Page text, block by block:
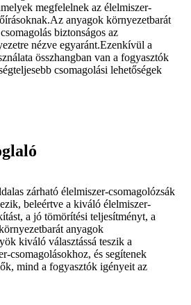
megfelelnek az élelmiszer-
anyagok környezetbarát
biztonságos az
nézve egyaránt.Ezenkívül a
összhangban van a fogyasztók
csomagolási lehetőségek
zárható élelmiszer-csomagolózsák
beleértve a kiváló élelmiszer-
a jó tömörítési teljesítményt, a
anyagok
kiváló választássá teszik a
csomagolásokhoz, és segítenek
mind a fogyasztók igényeit az